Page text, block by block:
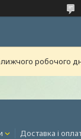
робочого
Доставка і